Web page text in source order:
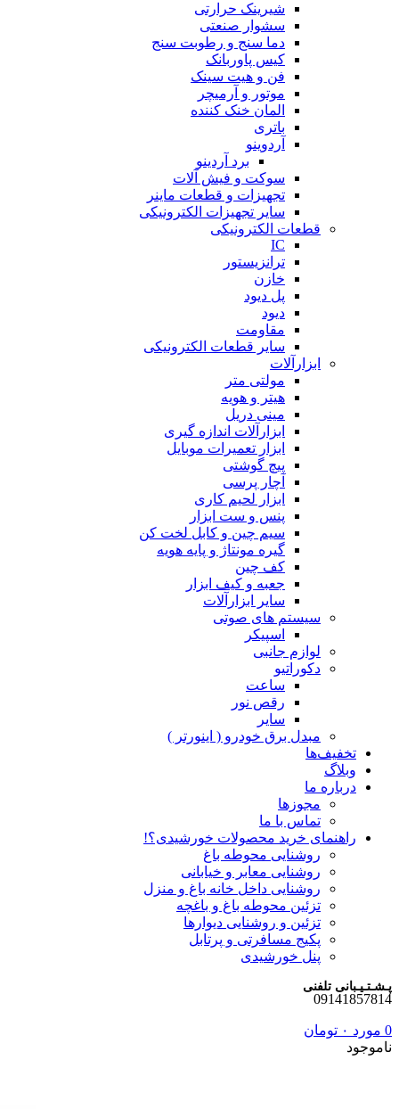
شیرینک حرارتی
سشوار صنعتی
دما سنج و رطوبت سنج
کیس پاوربانک
فن و هیت سینک
موتور و آرمیچر
المان خنک کننده
باتری
آردوینو
برد آردینو
سوکت و فیش آلات
تجهیزات و قطعات ماینر
سایر تجهیزات الکترونیکی
قطعات الکترونیکی
IC
ترانزیستور
خازن
پل دیود
دیود
مقاومت
سایر قطعات الکترونیکی
ابزارآلات
مولتی متر
هیتر و هویه
مینی دریل
ابزارآلات اندازه گیری
ابزار تعمیرات موبایل
پیچ گوشتی
آچار پرسی
ابزار لحیم کاری
پنس و ست ابزار
سیم چین و کابل لخت کن
گیره مونتاژ و پایه هویه
کف چین
جعبه و کیف ابزار
سایر ابزارآلات
سیستم های صوتی
اسپیکر
لوازم جانبی
دکوراتیو
ساعت
رقص نور
سایر
مبدل برق خودرو ( اینورتر )
تخفیف‌ها
وبلاگ
درباره ما
مجوزها
تماس با ما
راهنمای خرید محصولات خورشیدی؟!
روشنایی محوطه باغ
روشنایی معابر و خیابانی
روشنایی داخل خانه باغ و منزل
تزئین محوطه باغ و باغچه
تزئین و روشنایی دیوارها
پکیج مسافرتی و پرتابل
پنل خورشیدی
پـشـتـیـبانی تلفنی
09141857814
0 مورد ۰ تومان
ناموجود